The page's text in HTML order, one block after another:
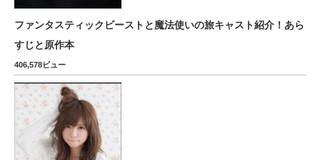
ファンタスティックビーストと魔法使いの旅キャスト紹介！あら
すじと原作本
406,578ビュー